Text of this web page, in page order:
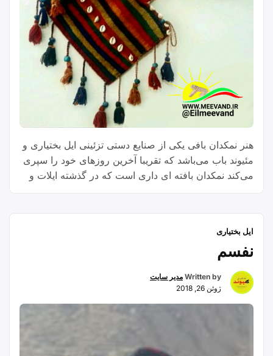
هنر نمکدان بافی یکی از صنایع دستی تزئینی ایل بختیاری و
مئیوند باب می‌باشد که تقریبا آخرین روزهای خود را سپری
می‌کند نمکدان بافته ای داری است که در گذشته ایلات و
ایل بختیاری
نفسم
Written by مدیر سایت
ژوئن 26, 2018